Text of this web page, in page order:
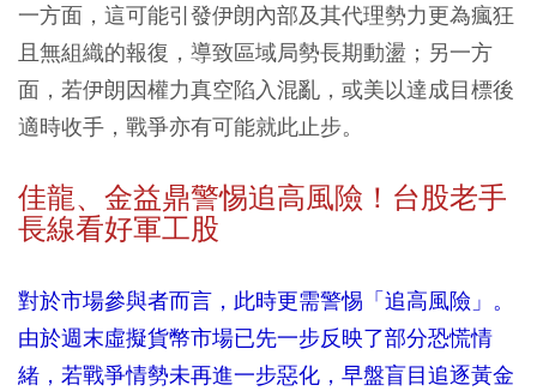
一方面，這可能引發伊朗內部及其代理勢力更為瘋狂
且無組織的報復，導致區域局勢長期動盪；另一方
面，若伊朗因權力真空陷入混亂，或美以達成目標後
適時收手，戰爭亦有可能就此止步。
佳龍、金益鼎警惕追高風險！台股老手
長線看好軍工股
對於市場參與者而言，此時更需警惕「追高風險」。
由於週末虛擬貨幣市場已先一步反映了部分恐慌情
緒，若戰爭情勢未再進一步惡化，早盤盲目追逐黃金